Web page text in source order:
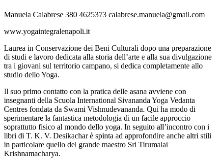
Manuela Calabrese 380 4625373 calabrese.manuela@gmail.com
www.yogaintegralenapoli.it
Laurea in Conservazione dei Beni Culturali dopo una preparazione
di studi e lavoro dedicata alla storia dell’arte e alla sua divulgazione
tra i giovani sul territorio campano, si dedica completamente allo
studio dello Yoga.
Il suo primo contatto con la pratica delle asana avviene con
insegnanti della Scuola International Sivananda Yoga Vedanta
Centres fondata da Swami Vishnudevananda. Qui ha modo di
sperimentare la fantastica metodologia di un facile approccio
soprattutto fisico al mondo dello yoga. In seguito all’incontro con i
libri di T. K. V. Desikachar è spinta ad approfondire anche altri stili
in particolare quello del grande maestro Sri Tirumalai
Krishnamacharya.